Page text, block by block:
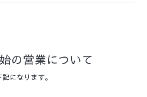
の営業について
になります。